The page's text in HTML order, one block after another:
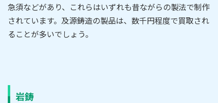
急須などがあり、これらはいずれも昔ながらの製法で制作
されています。及源鋳造の製品は、数千円程度で買取され
ることが多いでしょう。
岩鋳